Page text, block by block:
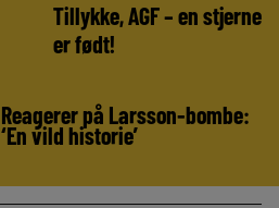
Tillykke, AGF – en stjerne
er født!
Reagerer på Larsson-bombe:
‘En vild historie’